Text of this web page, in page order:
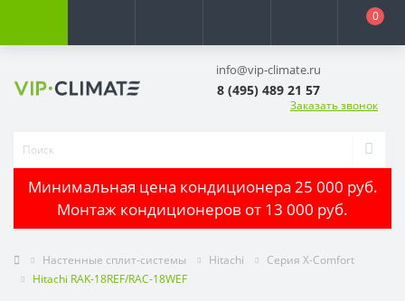
0
info@vip-climate.ru
8 (495) 489 21 57
Заказать звонок
Минимальная цена кондиционера 25 000 руб.
Монтаж кондиционеров от 13 000 руб.
Настенные сплит-системы Hitachi
Серия X-Comfort
Hitachi RAK-18REF/RAC-18WEF